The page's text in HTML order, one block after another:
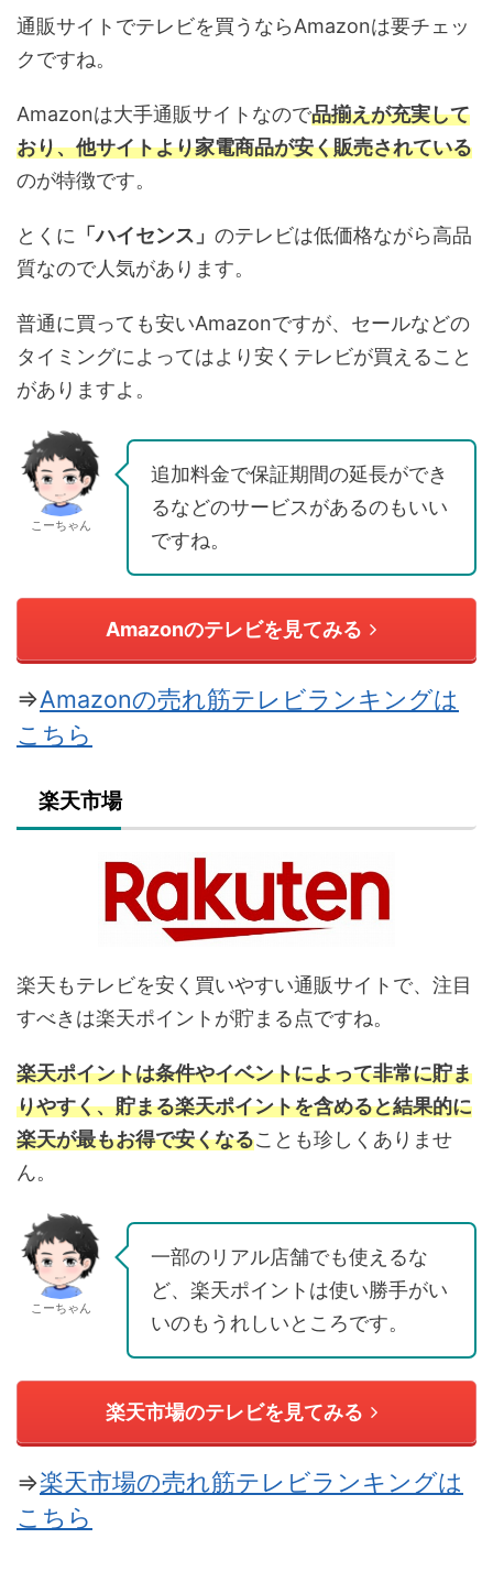
通販サイトでテレビを買うならAmazonは要チェッ
クですね。
Amazonは大手通販サイトなので品揃えが充実して
おり、他サイトより家電商品が安く販売されている
のが特徴です。
とくに 「ハイセンス」 のテレビは低価格ながら高品
質なので人気があります。
普通に買っても安いAmazonですが、セールなどの
タイミングによってはより安くテレビが買えること
がありますよ。
こーちゃん
追加料金で保証期間の延長ができ
るなどのサービスがあるのもいい
ですね。
Amazonのテレビを見てみる
⇒Amazonの売れ筋テレビランキングは
こちら
楽天市場
楽天もテレビを安く買いやすい通販サイトで、注目
すべきは楽天ポイントが貯まる点ですね。
楽天ポイントは条件やイベントによって非常に貯ま
りやすく、貯まる楽天ポイントを含めると結果的に
楽天が最もお得で安くなることも珍しくありませ
ん。
こーちゃん
一部のリアル店舗でも使えるな
ど、楽天ポイントは使い勝手がい
いのもうれしいところです。
楽天市場のテレビを見てみる
⇒楽天市場の売れ筋テレビランキングは
こちら